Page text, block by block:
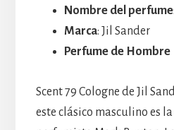
Nombre del perfume
Marca: Jil Sander
Perfume de Hombre
Scent 79 Cologne de Jil
este clásico masculino es